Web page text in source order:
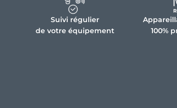
Suivi régulier
de votre équipement
100%